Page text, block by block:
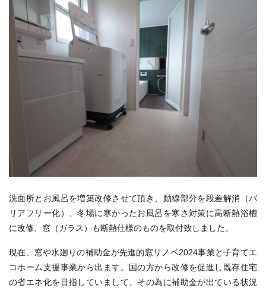
洗面所とお風呂を増築改修させて頂き、動線部分を段差解消（バ
リアフリー化）、冬場に寒かったお風呂を寒さ対策に高断熱浴槽
に改修、窓（ガラス）も断熱仕様のものを取付致しました。
現在、窓や水廻りの補助金が先進的窓リノベ2024事業と子育てエ
コホーム支援事業から出ます。国の方から改修を促進し既存住宅
の省エネ化を目指していまして、その為に補助金が出ている状況